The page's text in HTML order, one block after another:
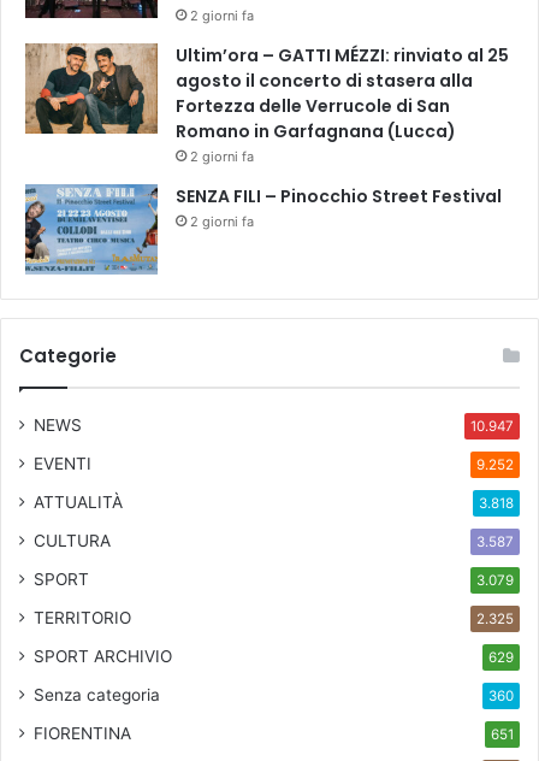
v
e
2 giorni fa
Ultim’ora – GATTI MÉZZI: rinviato al 25
agosto il concerto di stasera alla
Fortezza delle Verrucole di San
Romano in Garfagnana (Lucca)
2 giorni fa
SENZA FILI – Pinocchio Street Festival
2 giorni fa
Categorie
NEWS 10.947
EVENTI 9.252
ATTUALITÀ 3.818
CULTURA 3.587
SPORT 3.079
TERRITORIO 2.325
SPORT ARCHIVIO 629
Senza categoria 360
FIORENTINA 651